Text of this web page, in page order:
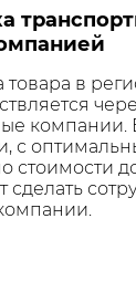
товара в
компании.
с
стоимости
сделать